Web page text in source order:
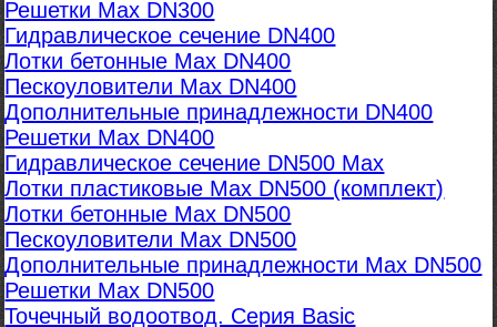
Решетки Max DN300
Гидравлическое сечение DN400
Лотки бетонные Max DN400
Пескоуловители Max DN400
Дополнительные принадлежности DN400
Решетки Max DN400
Гидравлическое сечение DN500 Max
Лотки пластиковые Max DN500 (комплект)
Лотки бетонные Max DN500
Пескоуловители Max DN500
Дополнительные принадлежности Max DN500
Решетки Max DN500
Точечный водоотвод. Серия Basic